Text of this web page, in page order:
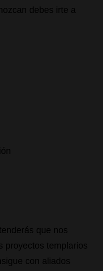
debes irte a
que nos
proyectos templarios
con aliados